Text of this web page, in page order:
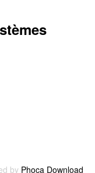
by Phoca Download